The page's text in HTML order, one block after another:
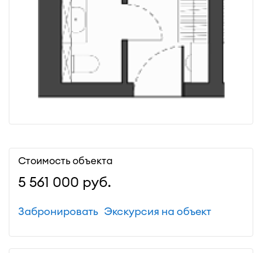
Стоимость объекта
5 561 000 руб.
Экскурсия на объект
Забронировать